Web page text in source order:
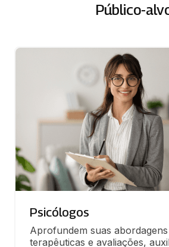
Público-
Psicólogos
Aprofundem suas abordagens
terapêuticas e avaliações,